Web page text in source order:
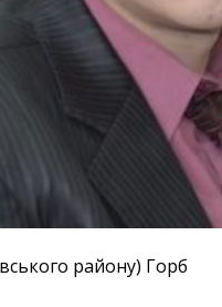
району) Горб